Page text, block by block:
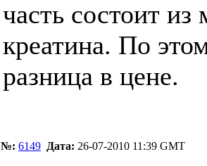
часть состоит
креатина. По
разница в цене.
№: 6149 Дата: 26-07-2010 11:39 GMT